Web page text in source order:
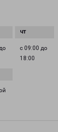
с 09:00 до
18:00